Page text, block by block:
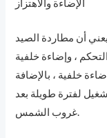
الإضاءة والاهتزاز
أن مطاردة الصيد
، وإضاءة خلفية
خلفية ، بالإضافة
لفترة طويلة بعد
غروب الشمس.